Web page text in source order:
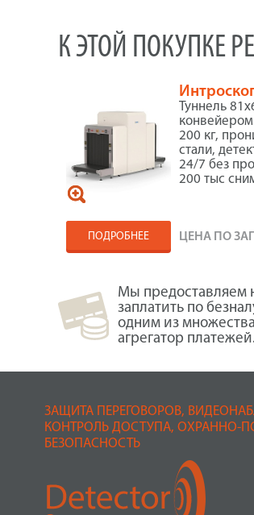
К ЭТОЙ ПОКУПКЕ
Туннель
конвейером
200 кг,
стали,
24/7 без
200 тыс
ПОДРОБНЕЕ ЦЕНА ПО
Мы предоставляем
заплатить по
одним из
агрегатор платежей.
ЗАЩИТА ПЕРЕГОВОРОВ,
КОНТРОЛЬ ДОСТУПА, ОХРАННО-
БЕЗОПАСНОСТЬ